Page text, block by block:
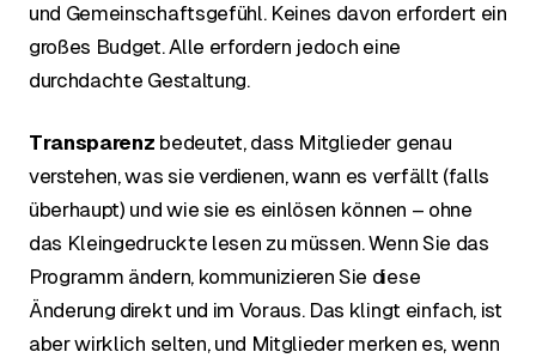
und Gemeinschaftsgefühl. Keines davon erfordert ein
großes Budget. Alle erfordern jedoch eine
durchdachte Gestaltung.
Transparenz bedeutet, dass Mitglieder genau
verstehen, was sie verdienen, wann es verfällt (falls
überhaupt) und wie sie es einlösen können – ohne
das Kleingedruckte lesen zu müssen. Wenn Sie das
Programm ändern, kommunizieren Sie diese
Änderung direkt und im Voraus. Das klingt einfach, ist
aber wirklich selten, und Mitglieder merken es, wenn